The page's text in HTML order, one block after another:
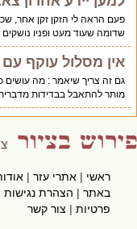
פעם הראה לי הזקן זקן אחר, שכל
שדומה שעוד מעט ופניו נושקים
אין מסלול עוקף עם
גם זה צריך שיאמר : מה עושים
מותר להתאבל בבדידות מדברית.
ראשי|אתרי עזר|אודות
באתר|הצהרת נגישות|
פרטיות|צור קשר